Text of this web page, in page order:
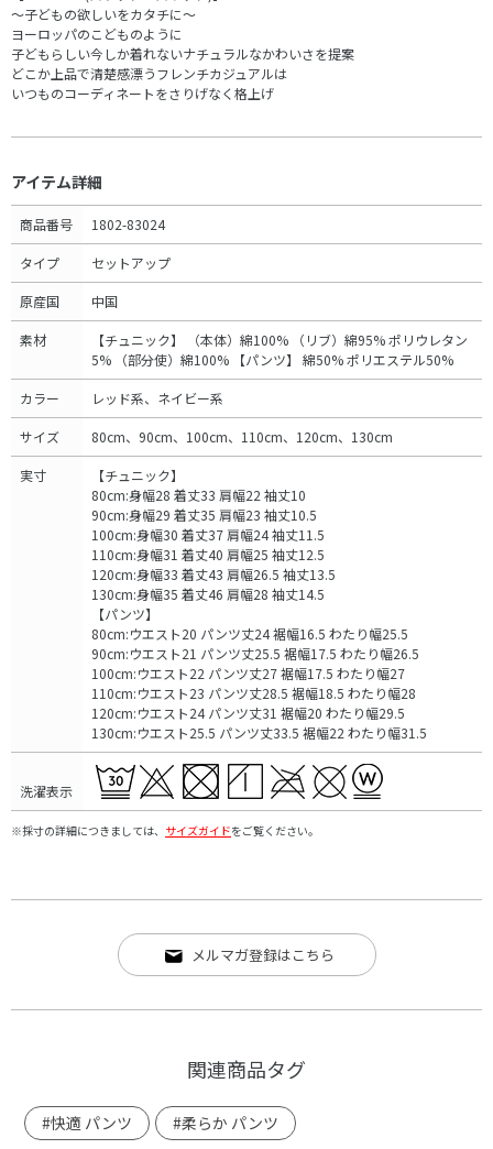
～子どもの欲しいをカタチに～
ヨーロッパのこどものように
子どもらしい今しか着れないナチュラルなかわいさを提案
どこか上品で清楚感漂うフレンチカジュアルは
いつものコーディネートをさりげなく格上げ
アイテム詳細
商品番号 1802-83024
タイプ セットアップ
原産国 中国
素材
【チュニック】 （本体）綿100% （リブ）綿95% ポリウレタン
5% （部分使）綿100% 【パンツ】 綿50% ポリエステル50%
カラー レッド系、ネイビー系
サイズ 80cm、90cm、100cm、110cm、120cm、130cm
実寸
【チュニック】
80cm:身幅28 着丈33 肩幅22 袖丈10
90cm:身幅29 着丈35 肩幅23 袖丈10.5
100cm:身幅30 着丈37 肩幅24 袖丈11.5
110cm:身幅31 着丈40 肩幅25 袖丈12.5
120cm:身幅33 着丈43 肩幅26.5 袖丈13.5
130cm:身幅35 着丈46 肩幅28 袖丈14.5
【パンツ】
80cm:ウエスト20 パンツ丈24 裾幅16.5 わたり幅25.5
90cm:ウエスト21 パンツ丈25.5 裾幅17.5 わたり幅26.5
100cm:ウエスト22 パンツ丈27 裾幅17.5 わたり幅27
110cm:ウエスト23 パンツ丈28.5 裾幅18.5 わたり幅28
120cm:ウエスト24 パンツ丈31 裾幅20 わたり幅29.5
130cm:ウエスト25.5 パンツ丈33.5 裾幅22 わたり幅31.5
洗濯表示
※採寸の詳細につきましては、 サイズガイドをご覧ください。
メルマガ登録はこちら
関連商品タグ
#快適 パンツ #柔らか パンツ